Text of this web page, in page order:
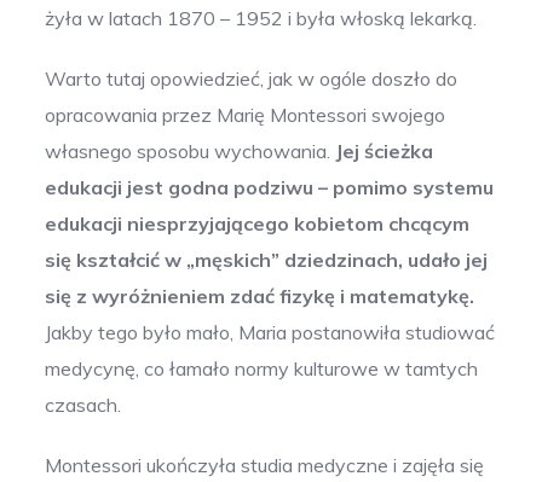
żyła w latach 1870 – 1952 i była włoską lekarką.
Warto tutaj opowiedzieć, jak w ogóle doszło do
opracowania przez Marię Montessori swojego
własnego sposobu wychowania. Jej ścieżka
edukacji jest godna podziwu – pomimo systemu
edukacji niesprzyjającego kobietom chcącym
się kształcić w „męskich” dziedzinach, udało jej
się z wyróżnieniem zdać fizykę i matematykę.
Jakby tego było mało, Maria postanowiła studiować
medycynę, co łamało normy kulturowe w tamtych
czasach.
Montessori ukończyła studia medyczne i zajęła się